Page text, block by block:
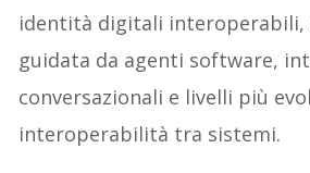
identità digitali interoperabili,
guidata da agenti software,
conversazionali e livelli più
interoperabilità tra sistemi.